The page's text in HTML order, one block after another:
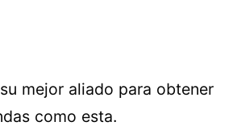
mejor aliado para obtener
como esta.